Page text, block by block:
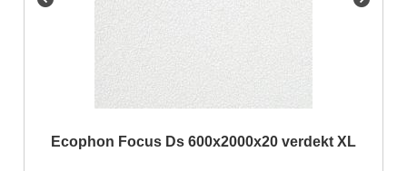
Ecophon Focus Ds 600x2000x20 verdekt XL